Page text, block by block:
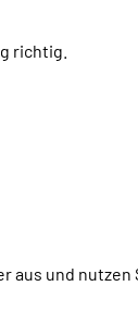
richtig.
aus und